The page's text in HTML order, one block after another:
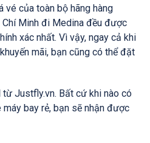
vé của toàn bộ hãng hàng
Minh đi Medina đều được
xác nhất. Vì vậy, ngay cả khi
mãi, bạn cũng có thể đặt
Justfly.vn. Bất cứ khi nào có
bay rẻ, bạn sẽ nhận được